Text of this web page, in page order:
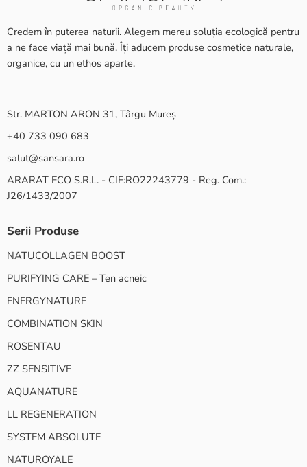
Credem în puterea naturii. Alegem mereu soluția ecologică pentru
a ne face viață mai bună. Îți aducem produse cosmetice naturale,
organice, cu un ethos aparte.
Str. MARTON ARON 31, Târgu Mureș
+40 733 090 683
salut@sansara.ro
ARARAT ECO S.R.L. - CIF:RO22243779 - Reg. Com.:
J26/1433/2007
Serii Produse
NATUCOLLAGEN BOOST
PURIFYING CARE – Ten acneic
ENERGYNATURE
COMBINATION SKIN
ROSENTAU
ZZ SENSITIVE
AQUANATURE
LL REGENERATION
SYSTEM ABSOLUTE
NATUROYALE